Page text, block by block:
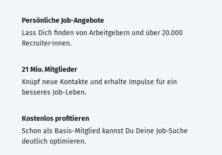
Persönliche Job-Angebote
Lass Dich finden von Arbeitgebern und über 20.000
Recruiter·innen.
21 Mio. Mitglieder
Knüpf neue Kontakte und erhalte Impulse für ein
besseres Job-Leben.
Kostenlos profitieren
Schon als Basis-Mitglied kannst Du Deine Job-Suche
deutlich optimieren.